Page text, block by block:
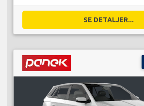
SE DETALJER...